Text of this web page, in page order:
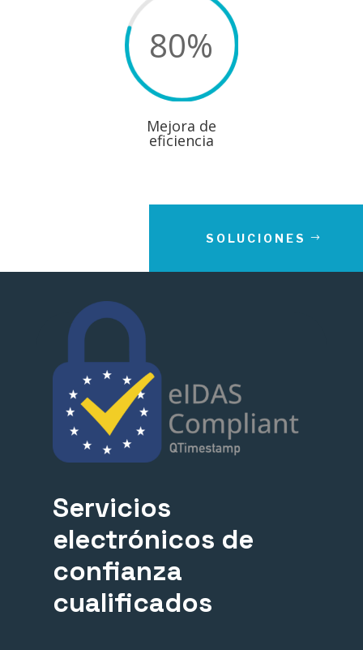
80%
Mejora de
eficiencia
SOLUCIONES
Servicios
electrónicos de
confianza
cualificados